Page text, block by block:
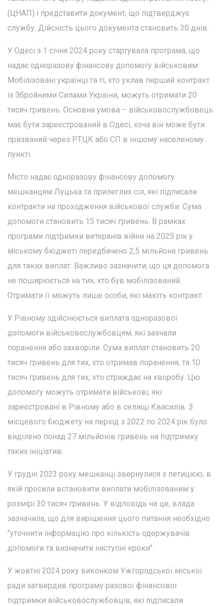
(ЦНАП) і представити документ, що підтверджує
службу. Дійсність цього документа становить 30 днів.
У Одесі з 1 січня 2024 року стартувала програма, що
надає одноразову фінансову допомогу військовим.
Мобілізовані українці та ті, хто уклав перший контракт
із Збройними Силами України, можуть отримати 20
тисяч гривень. Основна умова – військовослужбовець
має бути зареєстрований в Одесі, хоча він може бути
призваний через РТЦК або СП в іншому населеному
пункті.
Місто надає одноразову фінансову допомогу
мешканцям Луцька та прилеглих сіл, які підписали
контракти на проходження військової служби. Сума
допомоги становить 15 тисяч гривень. В рамках
програми підтримки ветеранів війни на 2025 рік у
міському бюджеті передбачено 2,5 мільйона гривень
для таких виплат. Важливо зазначити, що ця допомога
не поширюється на тих, хто був мобілізований.
Отримати її можуть лише особи, які мають контракт.
У Рівному здійснюється виплата одноразової
допомоги військовослужбовцям, які зазнали
поранення або захворіли. Сума виплат становить 20
тисяч гривень для тих, хто отримав поранення, та 10
тисяч гривень для тих, хто страждає на хворобу. Цю
допомогу можуть отримати військові, які
зареєстровані в Рівному або в селищі Квасилів. З
місцевого бюджету на період з 2022 по 2024 рік було
виділено понад 27 мільйонів гривень на підтримку
таких ініціатив.
У грудні 2023 року мешканці звернулися з петицією, в
якій просили встановити виплати мобілізованим у
розмірі 30 тисяч гривень. У відповідь на це, влада
зазначила, що для вирішення цього питання необхідно
"уточнити інформацію про кількість одержувачів
допомоги та визначити наступні кроки".
У жовтні 2024 року виконком Ужгородської міської
ради затвердив програму разової фінансової
підтримки військовослужбовців, які підписали